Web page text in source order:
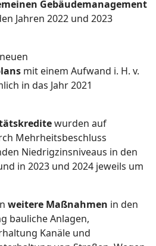
Gebäudemanagement
Jahren 2022 und 2023
mit einem Aufwand i. H. v.
in das Jahr 2021
wurden auf
Mehrheitsbeschluss
Niedrigzinsniveaus in den
in 2023 und 2024 jeweils um
weitere Maßnahmen in den
bauliche Anlagen,
Kanäle und